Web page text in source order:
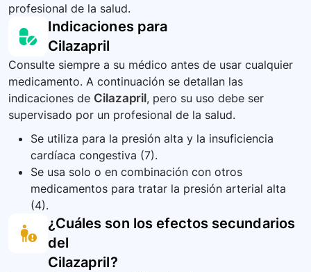
profesional de la salud.
Indicaciones para
Cilazapril
Consulte siempre a su médico antes de usar cualquier
medicamento. A continuación se detallan las
indicaciones de Cilazapril, pero su uso debe ser
supervisado por un profesional de la salud.
Se utiliza para la presión alta y la insuficiencia
cardíaca congestiva (7).
Se usa solo o en combinación con otros
medicamentos para tratar la presión arterial alta
(4).
¿Cuáles son los efectos secundarios
del
Cilazapril?